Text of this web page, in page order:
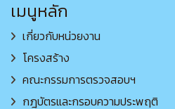
เมนูหลัก
เกี่ยวกับหน่วยงาน
โครงสร้าง
คณะกรรมการตรวจสอบฯ
กฎบัตรและกรอบความประพฤติ